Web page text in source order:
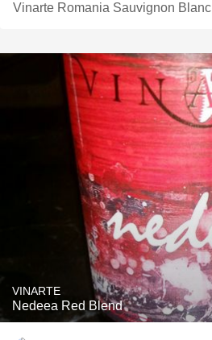
Vinarte Romania Sauvignon Blanc
VINARTE
Nedeea Red Blend